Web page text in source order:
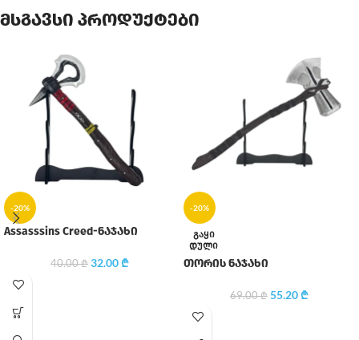
მსგავსი პროდუქტები
-20%
Assasssins Creed-ნაჯახი
40.00₾ 32.00₾
-20%
ᲒᲐᲧᲘ
ᲓᲣᲚᲘ
თორის ნაჯახი
69.00₾ 55.20₾